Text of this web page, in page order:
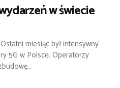
w świecie
miesiąc był intensywny
5G w Polsce. Operatorzy